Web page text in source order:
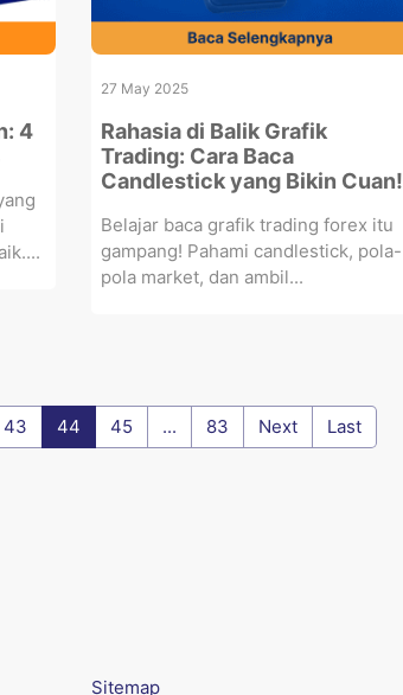
4
27 May 2025
Rahasia di Balik Grafik
Trading: Cara Baca
Candlestick yang Bikin Cuan!
Belajar baca grafik trading forex itu
gampang! Pahami candlestick, pola-
pola market, dan ambil...
43 44 45 ... 83 Next Last
Sitemap